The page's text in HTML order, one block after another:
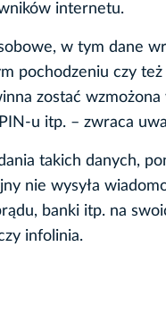
internetu.
w tym dane
pochodzeniu czy
zostać
u itp. – zwraca
takich danych,
nie wysyła
banki itp. na
infolinia.